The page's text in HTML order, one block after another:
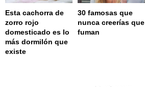
Esta cachorra de
zorro rojo
domesticado es lo
más dormilón que
existe
30 famosas que
nunca creerías que
fuman